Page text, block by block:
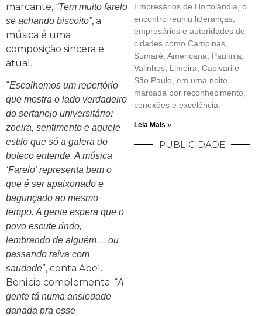
marcante, “Tem muito farelo
se achando biscoito”, a
música é uma
composição sincera e
atual.
“Escolhemos um repertório
que mostra o lado verdadeiro
do sertanejo universitário:
zoeira, sentimento e aquele
estilo que só a galera do
boteco entende. A música
‘Farelo’ representa bem o
que é ser apaixonado e
bagunçado ao mesmo
tempo. A gente espera que o
povo escute rindo,
lembrando de alguém… ou
passando raiva com
saudade”, conta Abel.
Benício complementa: “A
gente tá numa ansiedade
danada pra esse
Empresários de Hortolândia, o
encontro reuniu lideranças,
empresários e autoridades de
cidades como Campinas,
Sumaré, Americana, Paulínia,
Valinhos, Limeira, Capivari e
São Paulo, em uma noite
marcada por reconhecimento,
conexões e excelência.
Leia Mais »
PUBLICIDADE